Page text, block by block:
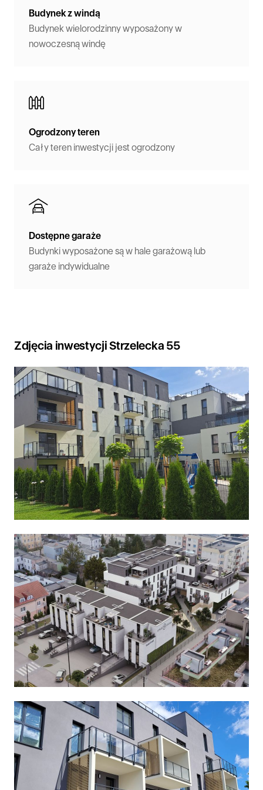
Budynek z windą
Budynek wielorodzinny wyposażony w
nowoczesną windę
Ogrodzony teren
Cały teren inwestycji jest ogrodzony
Dostępne garaże
Budynki wyposażone są w hale garażową lub
garaże indywidualne
Zdjęcia inwestycji Strzelecka 55